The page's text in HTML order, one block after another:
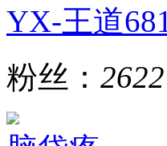
YX-王道681
粉丝： 2622